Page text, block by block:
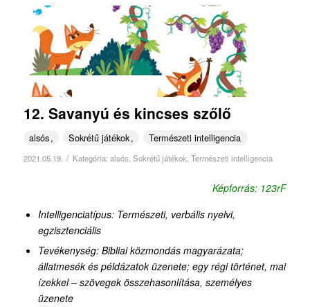
12. Savanyú és kincses szőlő
alsós Sokrétű játékok Természeti intelligencia
2021.05.19. / Kategória: alsós, Sokrétű játékok, Természeti intelligencia
Képforrás: 123rF
Intelligenciatípus: Természeti, verbális nyelvi,
egzisztenciális
Tevékenység: Bibliai közmondás magyarázata;
állatmesék és példázatok üzenete; egy régi történet, mai
ízekkel – szövegek összehasonlítása, személyes
üzenete